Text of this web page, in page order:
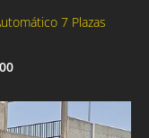
7 Plazas